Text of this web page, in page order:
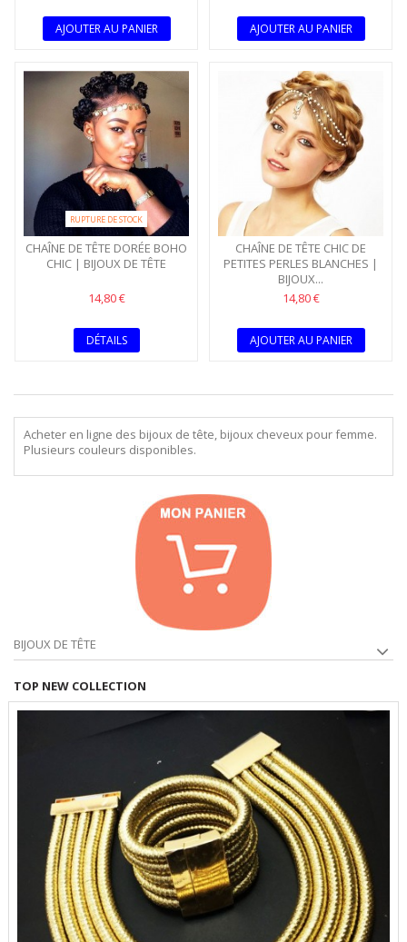
AJOUTER AU PANIER AJOUTER AU PANIER
RUPTURE DE STOCK
CHAÎNE DE TÊTE DORÉE BOHO
CHIC | BIJOUX DE TÊTE
14,80 €
DÉTAILS
CHAÎNE DE TÊTE CHIC DE
PETITES PERLES BLANCHES |
BIJOUX...
14,80 €
AJOUTER AU PANIER
Acheter en ligne des bijoux de tête, bijoux cheveux pour femme.
Plusieurs couleurs disponibles.
BIJOUX DE TÊTE
TOP NEW COLLECTION